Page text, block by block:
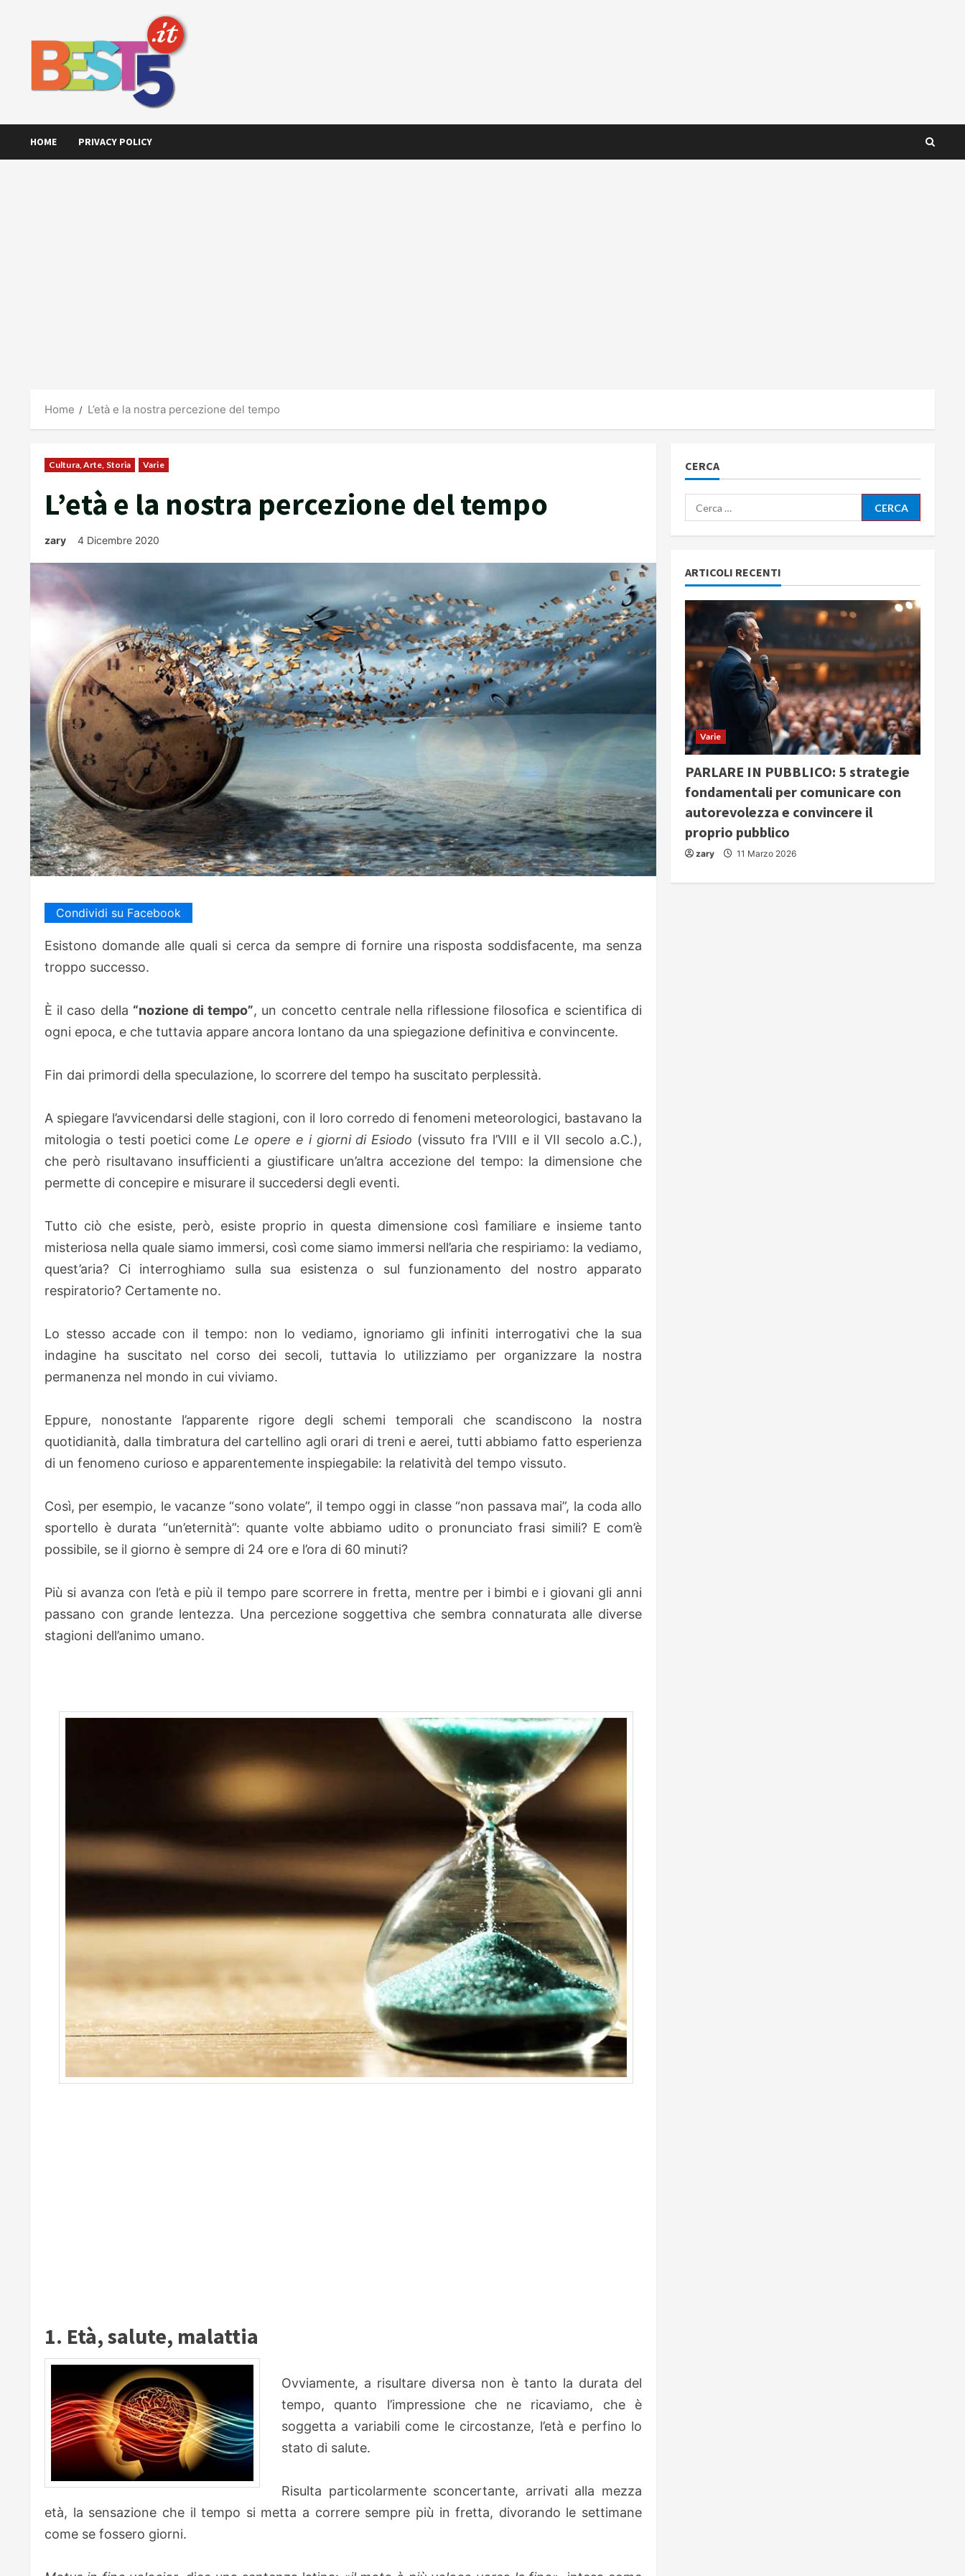
HOME PRIVACY POLICY
Home L’età e la nostra percezione del tempo
Cultura, Arte, Storia Varie
L’età e la nostra percezione del tempo
zary 4 Dicembre 2020
Condividi su Facebook
Esistono domande alle quali si cerca da sempre di fornire una risposta soddisfacente, ma senza
troppo successo.
È il caso della “nozione di tempo”, un concetto centrale nella riflessione filosofica e scientifica di
ogni epoca, e che tuttavia appare ancora lontano da una spiegazione definitiva e convincente.
Fin dai primordi della speculazione, lo scorrere del tempo ha suscitato perplessità.
A spiegare l’avvicendarsi delle stagioni, con il loro corredo di fenomeni meteorologici, bastavano la
mitologia o testi poetici come Le opere e i giorni di Esiodo (vissuto fra l’VIII e il VII secolo a.C.),
che però risultavano insufficienti a giustificare un’altra accezione del tempo: la dimensione che
permette di concepire e misurare il succedersi degli eventi.
Tutto ciò che esiste, però, esiste proprio in questa dimensione così familiare e insieme tanto
misteriosa nella quale siamo immersi, così come siamo immersi nell’aria che respiriamo: la vediamo,
quest’aria? Ci interroghiamo sulla sua esistenza o sul funzionamento del nostro apparato
respiratorio? Certamente no.
Lo stesso accade con il tempo: non lo vediamo, ignoriamo gli infiniti interrogativi che la sua
indagine ha suscitato nel corso dei secoli, tuttavia lo utilizziamo per organizzare la nostra
permanenza nel mondo in cui viviamo.
Eppure, nonostante l’apparente rigore degli schemi temporali che scandiscono la nostra
quotidianità, dalla timbratura del cartellino agli orari di treni e aerei, tutti abbiamo fatto esperienza
di un fenomeno curioso e apparentemente inspiegabile: la relatività del tempo vissuto.
Così, per esempio, le vacanze “sono volate”, il tempo oggi in classe “non passava mai”, la coda allo
sportello è durata “un’eternità”: quante volte abbiamo udito o pronunciato frasi simili? E com’è
possibile, se il giorno è sempre di 24 ore e l’ora di 60 minuti?
Più si avanza con l’età e più il tempo pare scorrere in fretta, mentre per i bimbi e i giovani gli anni
passano con grande lentezza. Una percezione soggettiva che sembra connaturata alle diverse
stagioni dell’animo umano.
1. Età, salute, malattia
Ovviamente, a risultare diversa non è tanto la durata del
tempo, quanto l’impressione che ne ricaviamo, che è
soggetta a variabili come le circostanze, l’età e perfino lo
stato di salute.
Risulta particolarmente sconcertante, arrivati alla mezza
età, la sensazione che il tempo si metta a correre sempre più in fretta, divorando le settimane
come se fossero giorni.
CERCA
Ricerca
per:
ARTICOLI RECENTI
Varie
PARLARE IN PUBBLICO: 5 strategie
fondamentali per comunicare con
autorevolezza e convincere il
proprio pubblico
zary 11 Marzo 2026